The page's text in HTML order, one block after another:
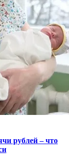
рублей – что